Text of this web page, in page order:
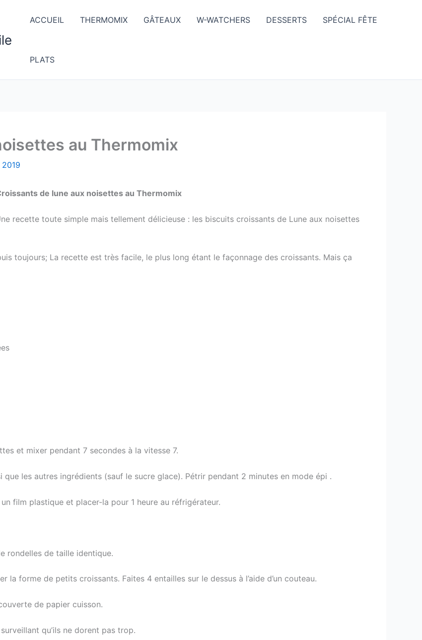
ACCUEIL THERMOMIX GÂTEAUX W-WATCHERS DESSERTS SPÉCIAL FÊTE
PLATS
au Thermomix
de lune aux noisettes au Thermomix
recette toute simple mais tellement délicieuse : les biscuits croissants de Lune aux noisettes
toujours; La recette est très facile, le plus long étant le façonnage des croissants. Mais ça
et mixer pendant 7 secondes à la vitesse 7.
les autres ingrédients (sauf le sucre glace). Pétrir pendant 2 minutes en mode épi .
film plastique et placer-la pour 1 heure au réfrigérateur.
rondelles de taille identique.
la forme de petits croissants. Faites 4 entailles sur le dessus à l’aide d’un couteau.
de papier cuisson.
qu’ils ne dorent pas trop.